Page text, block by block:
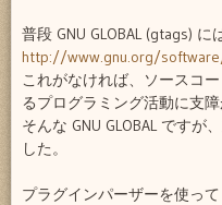
普段 GNU GLOBAL (gtags)
http://www.gnu.org/
これがなければ、ソースコ
るプログラミング活動に支障
そんな GNU GLOBAL です
した。
プラグインパーザーを使って